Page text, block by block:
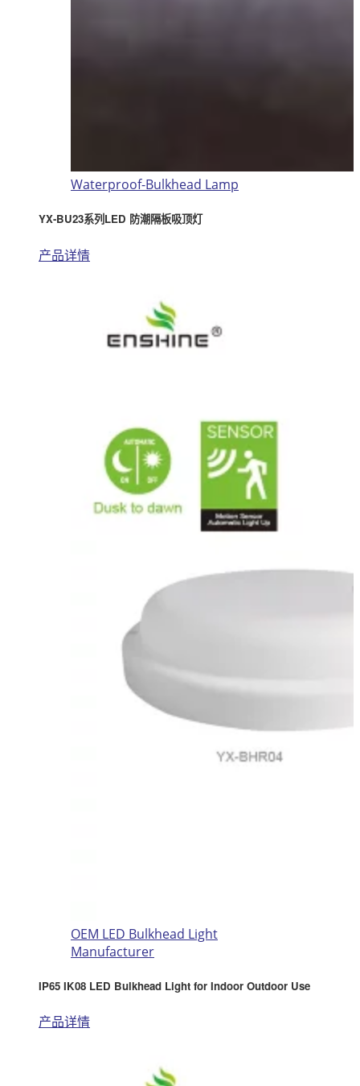
Waterproof-Bulkhead Lamp
YX-BU23系列LED 防潮隔板吸顶灯
产品详情
OEM LED Bulkhead Light
Manufacturer
IP65 IK08 LED Bulkhead Light for Indoor Outdoor Use
产品详情